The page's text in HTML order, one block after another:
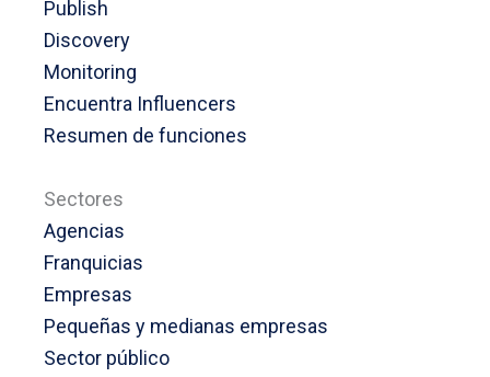
Publish
Discovery
Monitoring
Encuentra Influencers
Resumen de funciones
Sectores
Agencias
Franquicias
Empresas
Pequeñas y medianas empresas
Sector público